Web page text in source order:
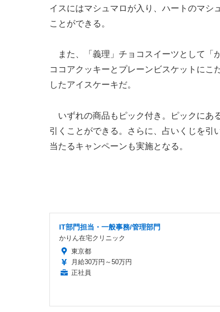
イスにはマシュマロが入り、ハートのマシ
ことができる。
また、「義理」チョコスイーツとして「
ココアクッキーとプレーンビスケットに
したアイスケーキだ。
いずれの商品もピック付き。ピックにあ
引くことができる。さらに、占いくじを引
当たるキャンペーンも実施となる。
IT部門担当・一般事務/管理部門
かりん在宅クリニック
東京都
月給30万円～50万円
正社員